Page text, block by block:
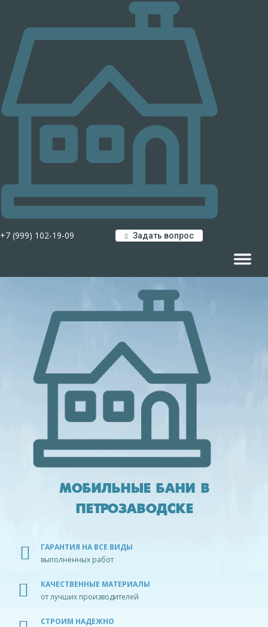
+7 (999) 102-19-09 Задать вопрос
МОБИЛЬНЫЕ БАНИ В
ПЕТРОЗАВОДСКЕ
ГАРАНТИЯ НА ВСЕ ВИДЫ
выполненных работ
КАЧЕСТВЕННЫЕ МАТЕРИАЛЫ
от лучших производителей
СТРОИМ НАДЕЖНО